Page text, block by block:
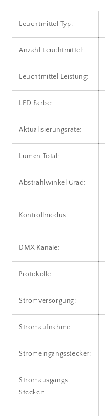
Leuchtmittel Typ:
Anzahl Leuchtmittel:
Leuchtmittel Leistung:
LED Farbe:
Aktualisierungsrate:
Lumen Total:
Abstrahlwinkel Grad:
Kontrollmodus:
DMX Kanäle:
Protokolle:
Stromversorgung:
Stromaufnahme:
Stromeingangsstecker:
Stromausgangs
Stecker: